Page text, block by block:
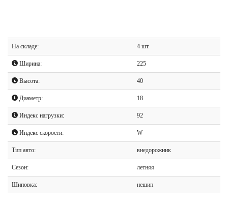
На складе: 4 шт.
Ширина: 225
Высота: 40
Диаметр: 18
Индекс нагрузки: 92
Индекс скорости: W
Тип авто: внедорожник
Сезон: летняя
Шиповка: нешип